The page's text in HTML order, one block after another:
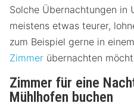
Solche Übernachtungen in
meistens etwas teurer,
zum Beispiel gerne in einem
Zimmer übernachten
Zimmer für eine
Mühlhofen buchen